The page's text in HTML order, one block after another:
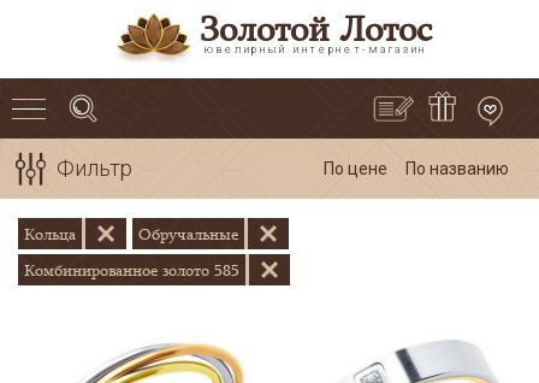
Золотой Лотос
ювелирный интернет-магазин
Фильтр По цене По названию
Кольца
Обручальные
Комбинированное золото 585